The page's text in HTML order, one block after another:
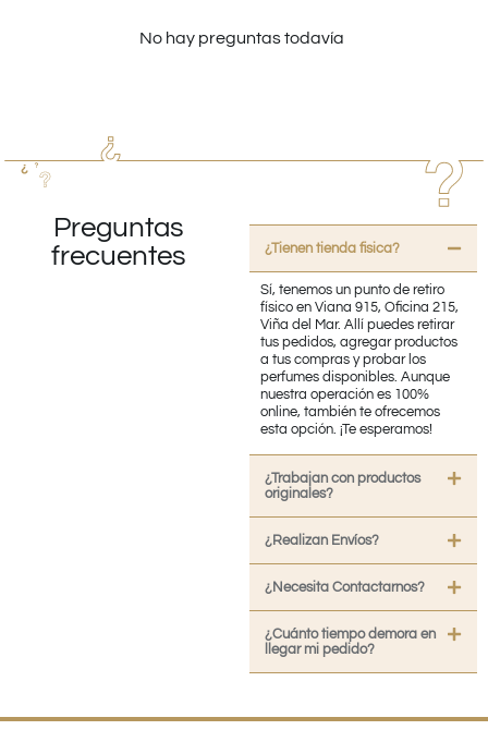
No hay preguntas todavía
Preguntas
frecuentes
¿Tienen tienda fisica?
Sí, tenemos un punto de retiro
físico en Viana 915, Oficina 215,
Viña del Mar. Allí puedes retirar
tus pedidos, agregar productos
a tus compras y probar los
perfumes disponibles. Aunque
nuestra operación es 100%
online, también te ofrecemos
esta opción. ¡Te esperamos!
¿Trabajan con productos
originales?
¿Realizan Envíos?
¿Necesita Contactarnos?
¿Cuánto tiempo demora en
llegar mi pedido?